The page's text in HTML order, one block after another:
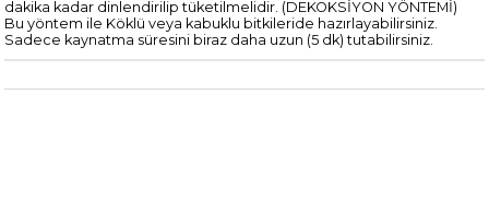
dakika kadar dinlendirilip tüketilmelidir. (DEKOKSİYON YÖNTEMİ)
Bu yöntem ile Köklü veya kabuklu bitkileride hazırlayabilirsiniz.
Sadece kaynatma süresini biraz daha uzun (5 dk) tutabilirsiniz.